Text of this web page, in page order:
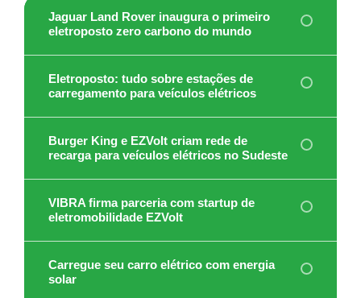
Jaguar Land Rover inaugura o primeiro
eletroposto zero carbono do mundo
Eletroposto: tudo sobre estações de
carregamento para veículos elétricos
Burger King e EZVolt criam rede de
recarga para veículos elétricos no Sudeste
VIBRA firma parceria com startup de
eletromobilidade EZVolt
Carregue seu carro elétrico com energia
solar